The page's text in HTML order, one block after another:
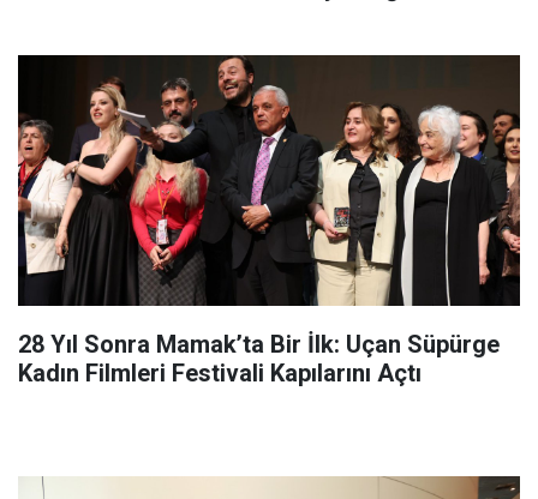
28 Yıl Sonra Mamak’ta Bir İlk: Uçan Süpürge
Kadın Filmleri Festivali Kapılarını Açtı